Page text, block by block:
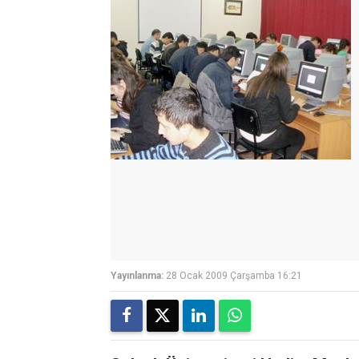
Yayınlanma: 28 Ocak 2009 Çarşamba 16:21